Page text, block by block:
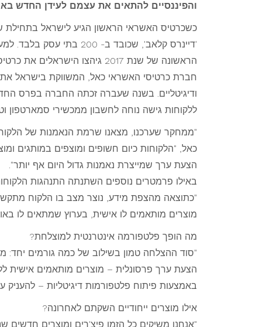
והפיננסיים להתאים את עצמם לעידן החדש
הראשונה של שנת 2017 גיהצו הישראלים את כרטיסי האשראי בסכום כולל של כ- 150 מיליארד שקל.
חברת כרטיסי האשראי כאל, המשווקת בישראל את
ללקוחות גישה נוחה לחשבון ממכשירי סמארטפון
הצעת ערך שמייצרת נאמנות גדול היום אף יותר".
באילו פרמטרים נוספים השתנתה התנהגות
מוצרים מותאמים לו אישית, בערוץ שמתאים לו
מה הופך פלטפורמה אינטרנטית למוצלחת?
הצעת ערך פרסונלית – מוצרים מותאמים אישית
באמצעות פיתוח פלטפורמות דיגיטליות –
אילו מוצרים ייחודיים השקתם לאחרונה?